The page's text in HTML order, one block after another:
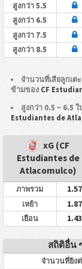
สูงกว่า 5.5
สูงกว่า 6.5
สูงกว่า 7.5
สูงกว่า 8.5
จำนวนที่เสียลูกเต
ข้ามของ CF
สูงกว่า 0.5 ~ 6.5
Estudiantes de
xG (CF
Estudiantes de
Atlacomulco)
ภาพรวม 1.57
เหย้า 1.87
เยือน 1.43
สถิติอื่น
จำนวนที่ยิง